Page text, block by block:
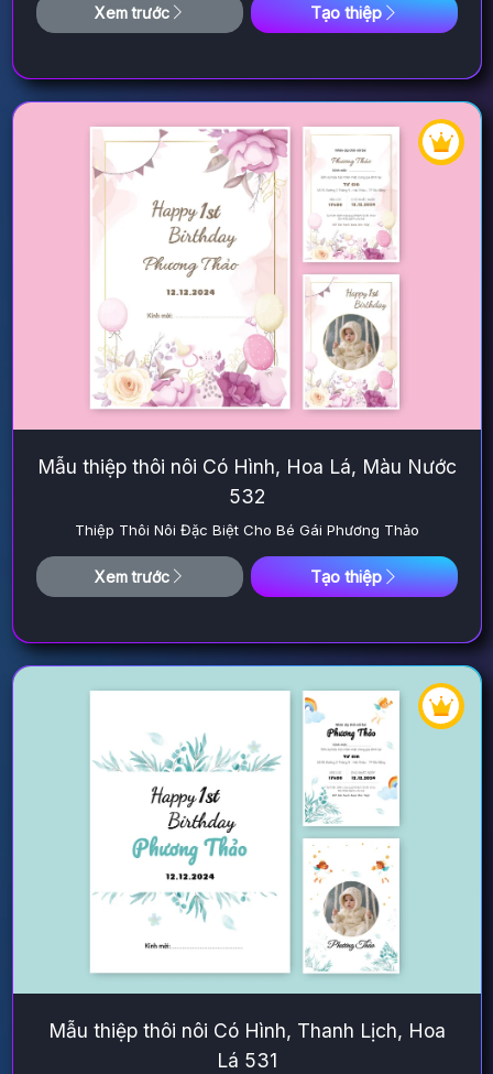
Xem trước Tạo thiệp
Mẫu thiệp thôi nôi Có Hình, Hoa Lá, Màu Nước
532
Thiệp Thôi Nôi Đặc Biệt Cho Bé Gái Phương Thảo
Xem trước Tạo thiệp
Mẫu thiệp thôi nôi Có Hình, Thanh Lịch, Hoa
Lá 531